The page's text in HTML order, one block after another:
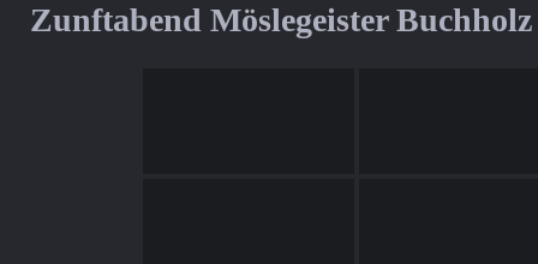
Zunftabend Möslegeister Buchholz